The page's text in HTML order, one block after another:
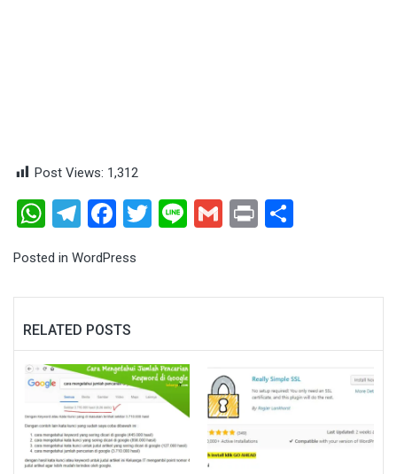
Post Views: 1,312
WhatsApp
Telegram
Facebook
Twitter
LineGmail
Print
Posted in WordPress
RELATED POSTS